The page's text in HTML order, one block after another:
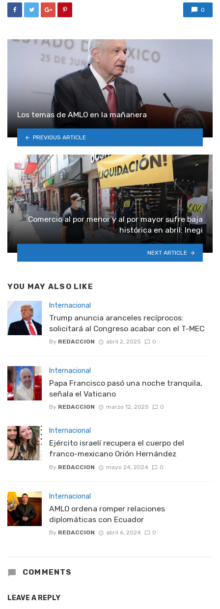
0
Los temas de AMLO en la mañanera
PREVIOUS ARTICLE
Comercio al por menor y al por mayor sufre baja
histórica en abril: Inegi
NEXT ARTICLE
YOU MAY ALSO LIKE
Internacional
Trump anuncia aranceles recíprocos:
solicitará al Congreso acabar con el T-MEC
By REDACCION abril 2, 2025 0
Internacional
Papa Francisco pasó una noche tranquila,
señala el Vaticano
By REDACCION marzo 12, 2025 0
Internacional
Ejército israelí recupera el cuerpo del
franco-mexicano Orión Hernández
By REDACCION mayo 24, 2024 0
Internacional
AMLO ordena romper relaciones
diplomáticas con Ecuador
By REDACCION abril 6, 2024 0
COMMENTS
LEAVE A REPLY